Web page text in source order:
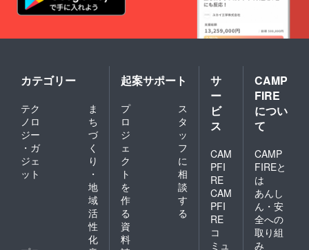
いて］
利用し
により
協力団
体様に
よりセ
ブ島が
抱えて
いる貧
等につ
いて講
演をし
ていた
だきま
（メー
ルアド
レスを
18枚
オリジ
ブック
です
［講演
会につ
いて］
Zoomを
利用し
ライン
により
協力団
体様に
よりセ
ブ島が
抱えて
いる貧
困問題
リジナ
ルペ
ルボー
ルペ
0.5mm
商品本
体のカ
赤・
青・オ
レン
ジ・グ
リーン
Island
の文字
が入っ
ていま
となっ
す ［オ
ルペ
ン］ オ
リジナ
ルボー
ルペ
ン
0.5mm
体のカ
ラー
黒・
赤・
青・オ
レン
ジ・グ
リーン
の５色
頂いた
アドレ
メール
ととも
に送付
します
［オリ
ジナル
ステッ
縦、横
70mm
Island
のチー
ムロゴ
が入っ
たもの
となっ
カテゴリー
テク
ノロ
ジー
・ガ
ジェ
ット
ま
ち
づ
く
り
・
地
域
活
性
化
起案サポート
プ
ロ
ジ
ェ
ク
ト
を
作
る
ス
タ
ッ
フ
に
相
談
す
る
資
料
サ
ー
ビ
ス
CAM
PFI
RE
CAM
PFI
RE
コ
ミュ
CAMP
FIRE
につい
て
CAMP
FIREと
は
あんし
ん・安
全への
取り組
み